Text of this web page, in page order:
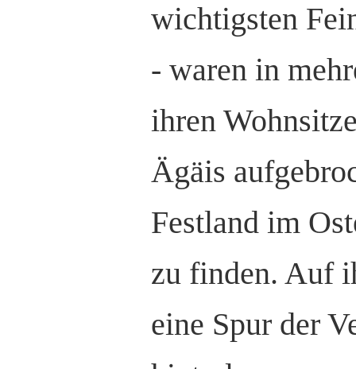
wichtigsten
- waren in
ihren
Ägäis
Festland im
zu finden. Auf
eine Spur der